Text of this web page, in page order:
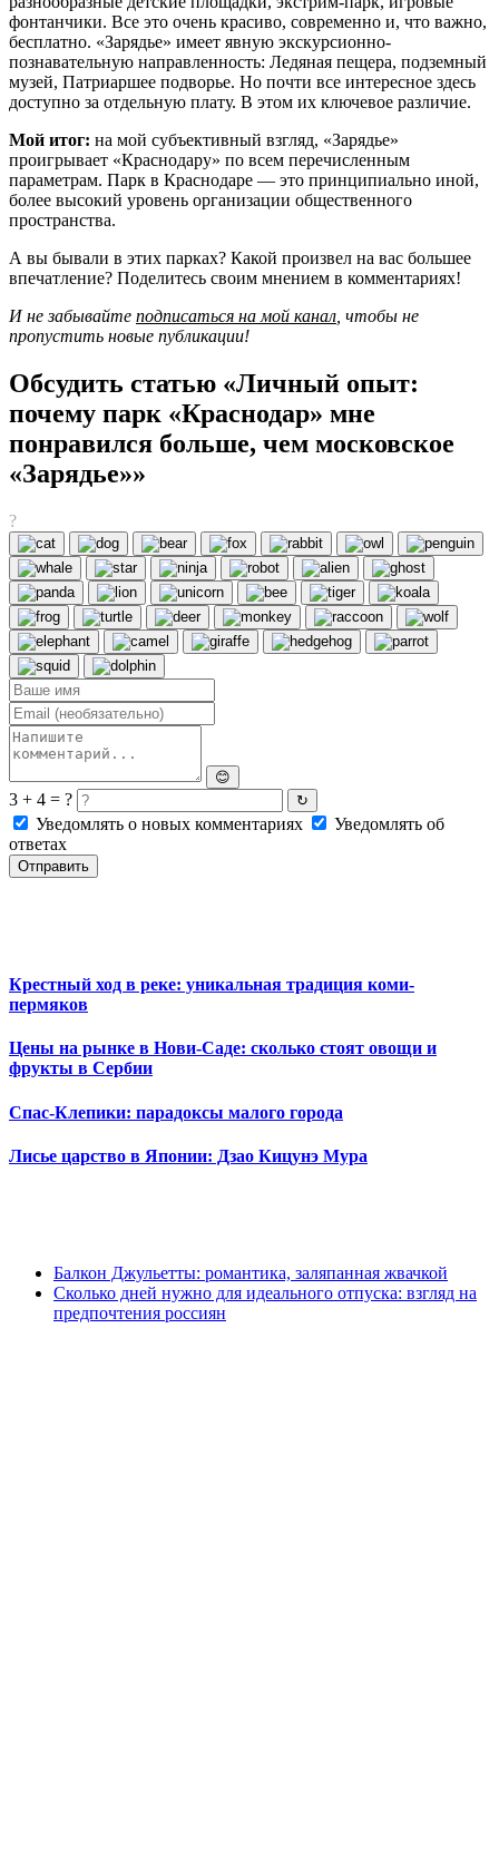
фонтанчики. Все это очень красиво, современно и, что важно,
бесплатно. «Зарядье» имеет явную экскурсионно-
познавательную направленность: Ледяная пещера, подземный
музей, Патриаршее подворье. Но почти все интересное здесь
доступно за отдельную плату. В этом их ключевое различие.
Мой итог: на мой субъективный взгляд, «Зарядье»
проигрывает «Краснодару» по всем перечисленным
параметрам. Парк в Краснодаре — это принципиально иной,
более высокий уровень организации общественного
пространства.
А вы бывали в этих парках? Какой произвел на вас большее
впечатление? Поделитесь своим мнением в комментариях!
И не забывайте подписаться на мой канал , чтобы не
пропустить новые публикации!
Обсудить статью «Личный опыт:
почему парк «Краснодар» мне
понравился больше, чем московское
«Зарядье»»
?
😊
3 + 4 = ? ↻
Уведомлять о новых комментариях
Уведомлять об
ответах
Отправить
Крестный ход в реке: уникальная традиция коми-
пермяков
Цены на рынке в Нови-Саде: сколько стоят овощи и
фрукты в Сербии
Спас-Клепики: парадоксы малого города
Лисье царство в Японии: Дзао Кицунэ Мура
Балкон Джульетты: романтика, заляпанная жвачкой
Сколько дней нужно для идеального отпуска: взгляд на
предпочтения россиян